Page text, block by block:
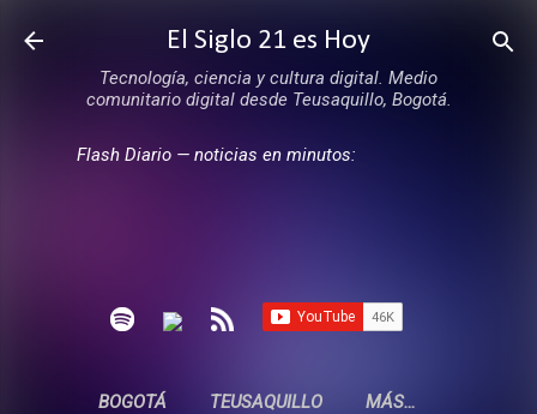
Ir al contenido principal
El Siglo 21 es Hoy
Tecnología, ciencia y cultura digital. Medio
comunitario digital desde Teusaquillo, Bogotá.
Flash Diario — noticias en minutos:
BOGOTÁ TEUSAQUILLO MÁS…